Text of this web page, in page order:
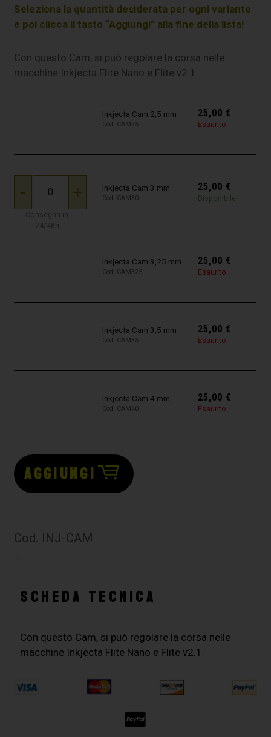
Seleziona la quantità desiderata per ogni variante
e poi clicca il tasto “Aggiungi” alla fine della lista!
Con questo Cam, si può regolare la corsa nelle
macchine Inkjecta Flite Nano e Flite v2.1.
Inkjecta Cam 2,5 mm
Cod. CAM25
25,00 €
Esaurito
- +
Consegna in
24/48h
Inkjecta Cam 3 mm
Cod. CAM30
25,00 €
Disponibile
Inkjecta Cam 3,25 mm
Cod. CAM325
25,00 €
Esaurito
Inkjecta Cam 3,5 mm
Cod. CAM35
25,00 €
Esaurito
Inkjecta Cam 4 mm
Cod. CAM40
25,00 €
Esaurito
AGGIUNGI
Cod. INJ-CAM
–
SCHEDA TECNICA
Con questo Cam, si può regolare la corsa nelle
macchine Inkjecta Flite Nano e Flite v2.1.